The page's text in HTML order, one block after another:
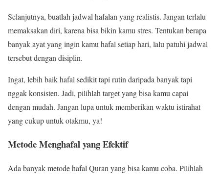
Selanjutnya, buatlah jadwal hafalan yang realistis. Jangan terlalu
memaksakan diri, karena bisa bikin kamu stres. Tentukan berapa
banyak ayat yang ingin kamu hafal setiap hari, lalu patuhi jadwal
tersebut dengan disiplin.
Ingat, lebih baik hafal sedikit tapi rutin daripada banyak tapi
nggak konsisten. Jadi, pilihlah target yang bisa kamu capai
dengan mudah. Jangan lupa untuk memberikan waktu istirahat
yang cukup untuk otakmu, ya!
Metode Menghafal yang Efektif
Ada banyak metode hafal Quran yang bisa kamu coba. Pilihlah